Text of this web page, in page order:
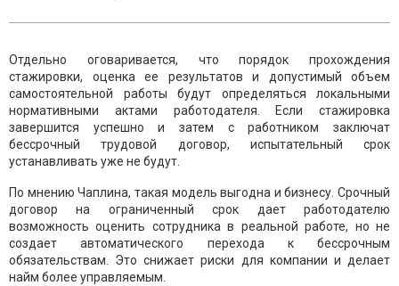
Отдельно оговаривается, что порядок прохождения
стажировки, оценка ее результатов и допустимый объем
самостоятельной работы будут определяться локальными
нормативными актами работодателя. Если стажировка
завершится успешно и затем с работником заключат
бессрочный трудовой договор, испытательный срок
устанавливать уже не будут.
По мнению Чаплина, такая модель выгодна и бизнесу. Срочный
договор на ограниченный срок дает работодателю
возможность оценить сотрудника в реальной работе, но не
создает автоматического перехода к бессрочным
обязательствам. Это снижает риски для компании и делает
найм более управляемым.